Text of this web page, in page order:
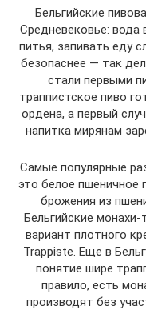
Бельгийские
Средневековье: вода
питья, запивать еду
безопаснее — так
стали первыми
траппистское пиво
ордена, а первый
напитка мирянам
Самые популярные
это белое пшеничное
брожения из
Бельгийские
вариант плотного
Trappiste. Еще в
понятие шире
правило, есть
производят без